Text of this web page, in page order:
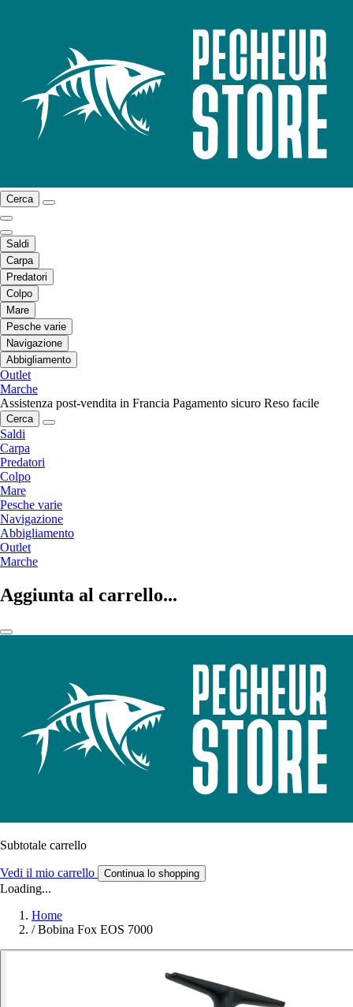
Cerca
Saldi
Carpa
Predatori
Colpo
Mare
Pesche varie
Navigazione
Abbigliamento
Outlet
Marche
Assistenza post-vendita in Francia Pagamento sicuro Reso facile
Cerca
Saldi
Carpa
Predatori
Colpo
Mare
Pesche varie
Navigazione
Abbigliamento
Outlet
Marche
Aggiunta al carrello...
Subtotale carrello
Vedi il mio carrello Continua lo shopping
Loading...
Home
/ Bobina Fox EOS 7000